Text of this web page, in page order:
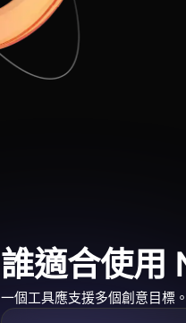
誰適合使用
一個工具應支援多個創意目標